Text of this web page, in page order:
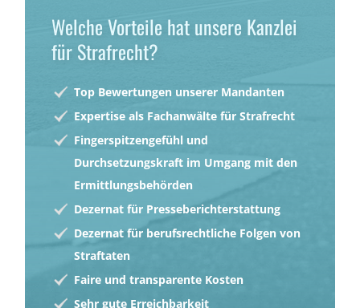
Welche Vorteile hat unsere Kanzlei
für Strafrecht?
Top Bewertungen unserer Mandanten
Expertise als Fachanwälte für Strafrecht
Fingerspitzengefühl und
Durchsetzungskraft im Umgang mit den
Ermittlungsbehörden
Dezernat für Presseberichterstattung
Dezernat für berufsrechtliche Folgen von
Straftaten
Faire und transparente Kosten
Sehr gute Erreichbarkeit